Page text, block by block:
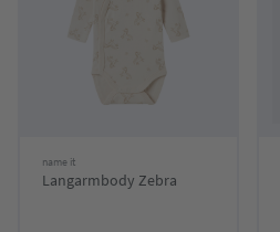
name it
Langarmbody Zebra